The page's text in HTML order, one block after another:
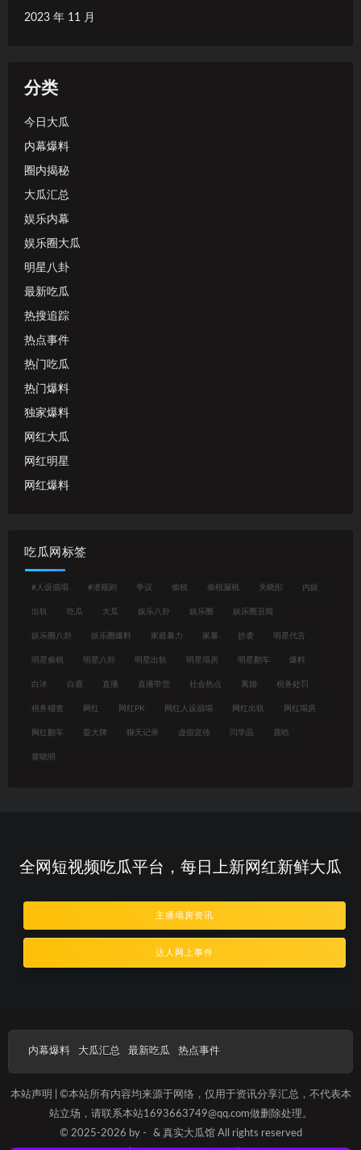
2023 年 11 月
分类
今日大瓜
内幕爆料
圈内揭秘
大瓜汇总
娱乐内幕
娱乐圈大瓜
明星八卦
最新吃瓜
热搜追踪
热点事件
热门吃瓜
热门爆料
独家爆料
网红大瓜
网红明星
网红爆料
吃瓜网标签
#人设崩塌 #潜规则 争议 偷税 偷税漏税 关晓彤 内娱
出轨 吃瓜 大瓜 娱乐八卦 娱乐圈 娱乐圈丑闻
娱乐圈八卦 娱乐圈爆料 家庭暴力 家暴 抄袭 明星代言
明星偷税 明星八卦 明星出轨 明星塌房 明星翻车 爆料
白冰 白鹿 直播 直播带货 社会热点 离婚 税务处罚
税务稽查 网红 网红PK 网红人设崩塌 网红出轨 网红塌房
网红翻车 耍大牌 聊天记录 虚假宣传 闫学晶 鹿晗
黄晓明
全网短视频吃瓜平台，每日上新网红新鲜大瓜
主播塌房资讯
达人网上事件
内幕爆料 大瓜汇总 最新吃瓜 热点事件
本站声明 | ©本站所有内容均来源于网络，仅用于资讯分享汇总，不代表本
站立场，请联系本站1693663749@qq.com做删除处理。
© 2025-2026 by -
& 真实大瓜馆 All rights reserved